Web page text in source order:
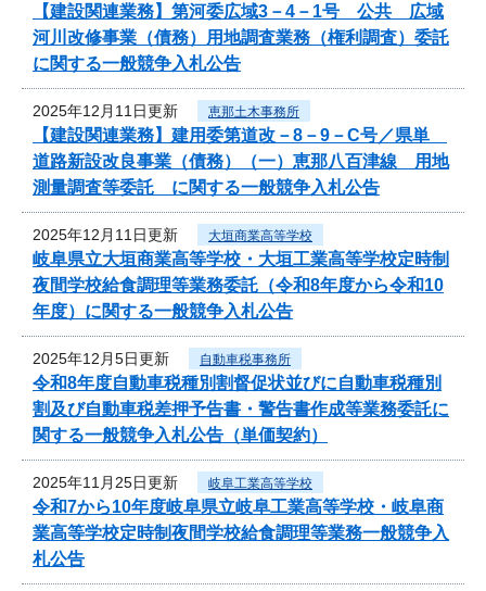
【建設関連業務】第河委広域3－4－1号 公共 広域
河川改修事業（債務）用地調査業務（権利調査）委託
に関する一般競争入札公告
2025年12月11日更新 恵那土木事務所
【建設関連業務】建用委第道改－8－9－C号／県単
道路新設改良事業（債務）（一）恵那八百津線 用地
測量調査等委託 に関する一般競争入札公告
2025年12月11日更新 大垣商業高等学校
岐阜県立大垣商業高等学校・大垣工業高等学校定時制
夜間学校給食調理等業務委託（令和8年度から令和10
年度）に関する一般競争入札公告
2025年12月5日更新 自動車税事務所
令和8年度自動車税種別割督促状並びに自動車税種別
割及び自動車税差押予告書・警告書作成等業務委託に
関する一般競争入札公告（単価契約）
2025年11月25日更新 岐阜工業高等学校
令和7から10年度岐阜県立岐阜工業高等学校・岐阜商
業高等学校定時制夜間学校給食調理等業務一般競争入
札公告